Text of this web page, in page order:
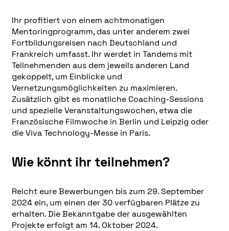
Ihr profitiert von einem achtmonatigen
Mentoringprogramm, das unter anderem zwei
Fortbildungsreisen nach Deutschland und
Frankreich umfasst. Ihr werdet in Tandems mit
Teilnehmenden aus dem jeweils anderen Land
gekoppelt, um Einblicke und
Vernetzungsmöglichkeiten zu maximieren.
Zusätzlich gibt es monatliche Coaching-Sessions
und spezielle Veranstaltungswochen, etwa die
Französische Filmwoche in Berlin und Leipzig oder
die Viva Technology-Messe in Paris.
Wie könnt ihr teilnehmen?
Reicht eure Bewerbungen bis zum 29. September
2024 ein, um einen der 30 verfügbaren Plätze zu
erhalten. Die Bekanntgabe der ausgewählten
Projekte erfolgt am 14. Oktober 2024.